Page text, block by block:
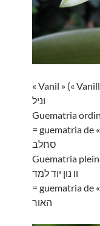
« Vanil » («
וניל
Guematria
= guematria de
סחלב
Guematria
וו נון יוד למד
= guematria de
האור